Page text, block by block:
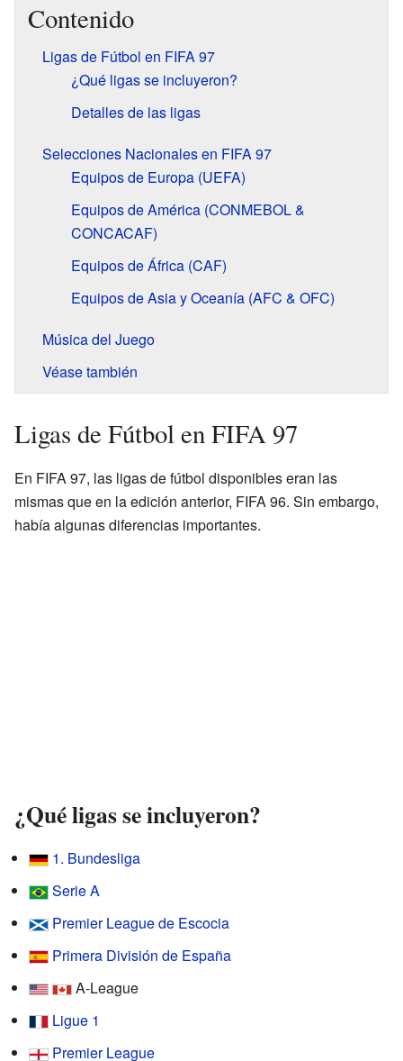
Contenido
Ligas de Fútbol en FIFA 97
¿Qué ligas se incluyeron?
Detalles de las ligas
Selecciones Nacionales en FIFA 97
Equipos de Europa (UEFA)
Equipos de América (CONMEBOL &
CONCACAF)
Equipos de África (CAF)
Equipos de Asia y Oceanía (AFC & OFC)
Música del Juego
Véase también
Ligas de Fútbol en FIFA 97
En FIFA 97, las ligas de fútbol disponibles eran las
mismas que en la edición anterior, FIFA 96. Sin embargo,
había algunas diferencias importantes.
¿Qué ligas se incluyeron?
1. Bundesliga
Serie A
Premier League de Escocia
Primera División de España
A-League
Ligue 1
Premier League